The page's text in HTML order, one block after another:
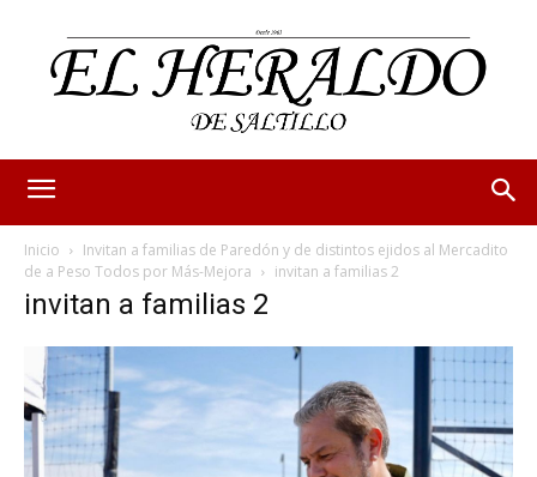
Inicio
Invitan a familias de Paredón y de distintos ejidos al Mercadito
de a Peso Todos por Más-Mejora
invitan a familias 2
invitan a familias 2